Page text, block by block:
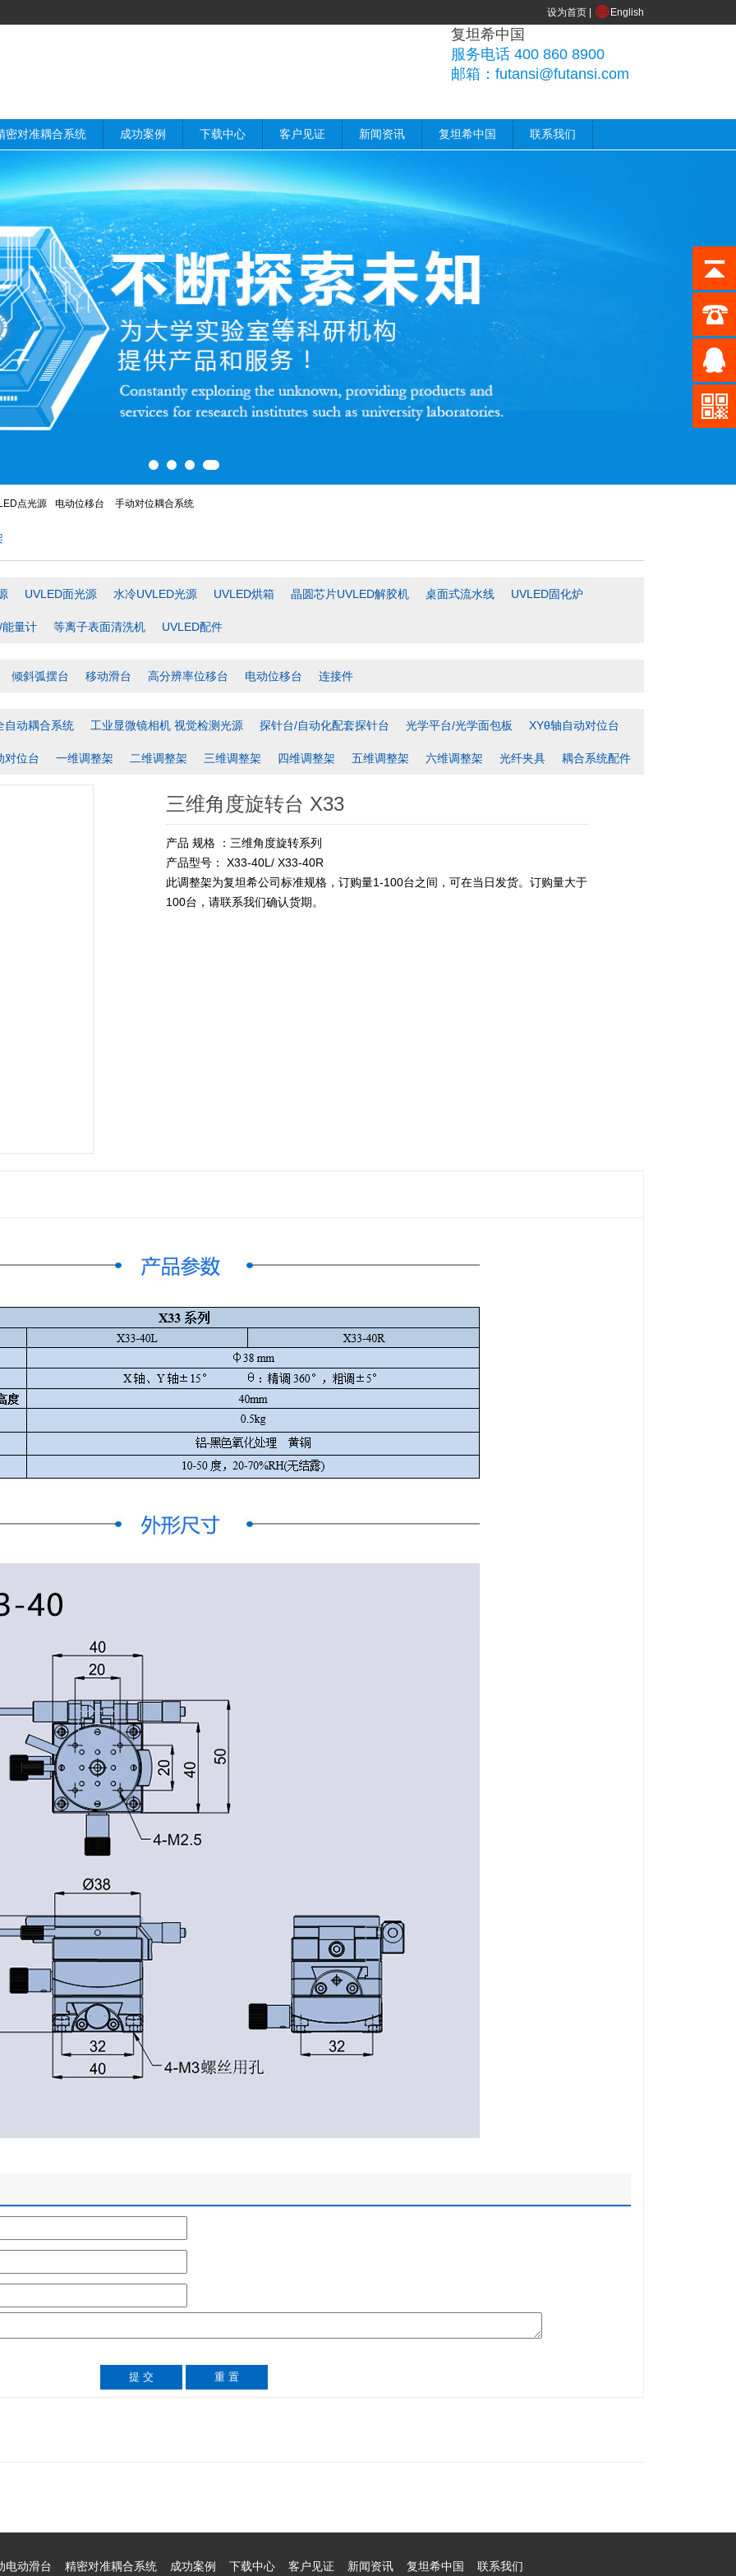
设为首页 English
复坦希中国
服务电话 400 860 8900
邮箱：futansi@futansi.com
密对准耦合系统 成功案例 下载中心 客户见证 新闻资讯 复坦希中国 联系我们
点光源 电动位移台 手动对位耦合系统
UVLED面光源 水冷UVLED光源 UVLED烘箱 晶圆芯片UVLED解胶机 桌面式流水线 UVLED固化炉
量计 等离子表面清洗机 UVLED配件
倾斜弧摆台 移动滑台 高分辨率位移台 电动位移台 连接件
自动耦合系统 工业显微镜相机 视觉检测光源 探针台/自动化配套探针台 光学平台/光学面包板 XYθ轴自动对位台
对位台 一维调整架 二维调整架 三维调整架 四维调整架 五维调整架 六维调整架 光纤夹具 耦合系统配件
三维角度旋转台 X33
产品 规格 ：三维角度旋转系列
产品型号： X33-40L/ X33-40R
此调整架为复坦希公司标准规格，订购量1-100台之间，可在当日发货。订购量大于
100台，请联系我们确认货期。
电动滑台 精密对准耦合系统 成功案例 下载中心 客户见证 新闻资讯 复坦希中国 联系我们